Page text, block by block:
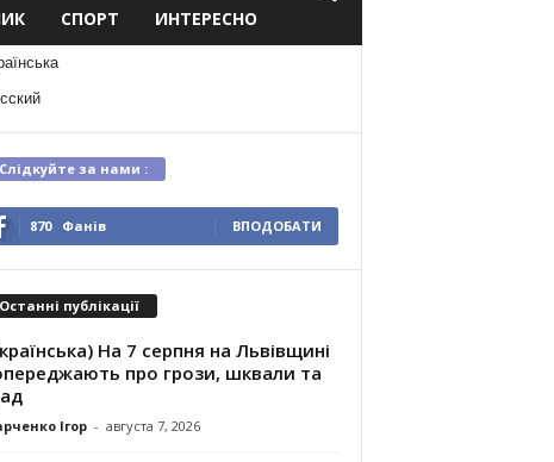
СПОРТ ИНТЕРЕСНО
Слідкуйте за нами :
870 Фанів ВПОДОБАТИ
Останні публікації
На 7 серпня на Львівщині
про грози, шквали та
Ігор - августа 7, 2026